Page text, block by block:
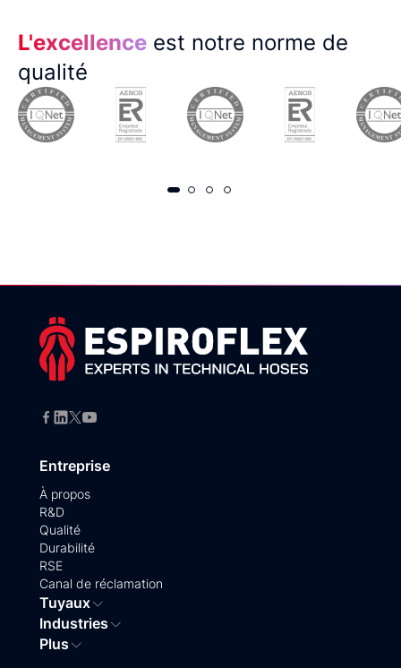
L'excellence est notre norme de
qualité
Entreprise
À propos
R&D
Qualité
Durabilité
RSE
Canal de réclamation
Tuyaux
Industries
Plus